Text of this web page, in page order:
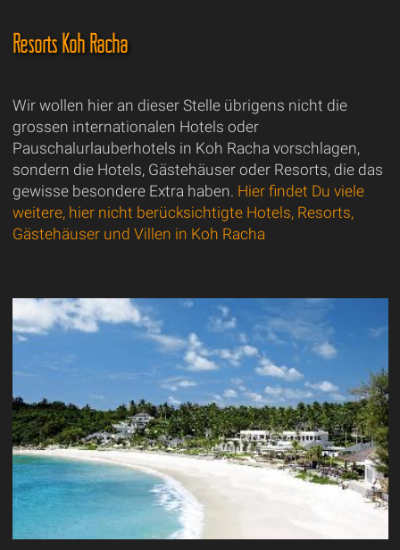
Resorts Koh Racha
Wir wollen hier an dieser Stelle übrigens nicht die
grossen internationalen Hotels oder
Pauschalurlauberhotels in Koh Racha vorschlagen,
sondern die Hotels, Gästehäuser oder Resorts, die das
gewisse besondere Extra haben. Hier findet Du viele
weitere, hier nicht berücksichtigte Hotels, Resorts,
Gästehäuser und Villen in Koh Racha